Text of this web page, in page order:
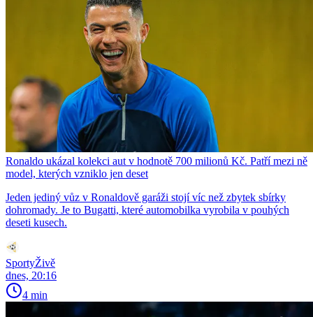
Ronaldo ukázal kolekci aut v hodnotě 700 milionů Kč. Patří mezi ně
model, kterých vzniklo jen deset
Jeden jediný vůz v Ronaldově garáži stojí víc než zbytek sbírky
dohromady. Je to Bugatti, které automobilka vyrobila v pouhých
deseti kusech.
SportyŽivě
dnes, 20:16
4 min